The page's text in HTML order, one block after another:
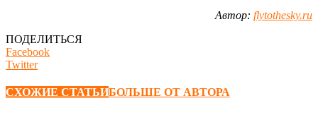
Автор: flytothesky.ru
ПОДЕЛИТЬСЯ
Facebook
Twitter
СХОЖИЕ СТАТЬИБОЛЬШЕ ОТ АВТОРА